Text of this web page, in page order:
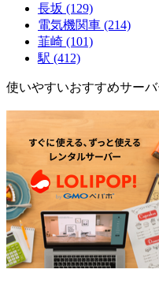
長坂 (129)
電気機関車 (214)
韮崎 (101)
駅 (412)
使いやすいおすすめサーバ